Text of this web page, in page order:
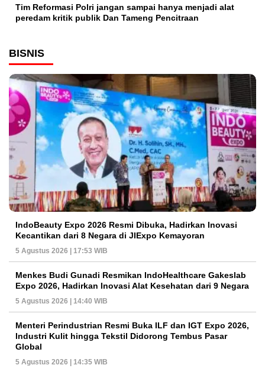
Tim Reformasi Polri jangan sampai hanya menjadi alat
peredam kritik publik Dan Tameng Pencitraan
BISNIS
IndoBeauty Expo 2026 Resmi Dibuka, Hadirkan Inovasi
Kecantikan dari 8 Negara di JIExpo Kemayoran
5 Agustus 2026 | 17:53 WIB
Menkes Budi Gunadi Resmikan IndoHealthcare Gakeslab
Expo 2026, Hadirkan Inovasi Alat Kesehatan dari 9 Negara
5 Agustus 2026 | 14:40 WIB
Menteri Perindustrian Resmi Buka ILF dan IGT Expo 2026,
Industri Kulit hingga Tekstil Didorong Tembus Pasar
Global
5 Agustus 2026 | 14:35 WIB